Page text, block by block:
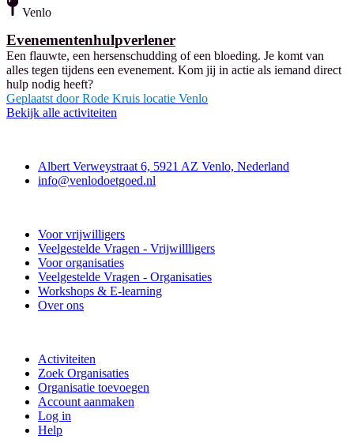
Venlo
Evenementenhulpverlener
Een flauwte, een hersenschudding of een bloeding. Je komt van
alles tegen tijdens een evenement. Kom jij in actie als iemand direct
hulp nodig heeft?
Geplaatst door Rode Kruis locatie Venlo
Bekijk alle activiteiten
Albert Verweystraat 6, 5921 AZ Venlo, Nederland
info@venlodoetgoed.nl
Voor vrijwilligers
Veelgestelde Vragen - Vrijwillligers
Voor organisaties
Veelgestelde Vragen - Organisaties
Workshops & E-learning
Over ons
Activiteiten
Zoek Organisaties
Organisatie toevoegen
Account aanmaken
Log in
Help